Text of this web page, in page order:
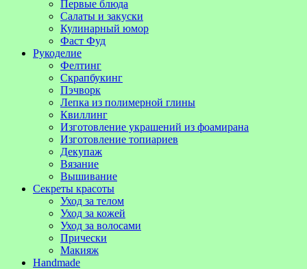
Первые блюда
Салаты и закуски
Кулинарный юмор
Фаст Фуд
Рукоделие
Фелтинг
Скрапбукинг
Пэчворк
Лепка из полимерной глины
Квиллинг
Изготовление украшений из фоамирана
Изготовление топиариев
Декупаж
Вязание
Вышивание
Секреты красоты
Уход за телом
Уход за кожей
Уход за волосами
Прически
Макияж
Handmade